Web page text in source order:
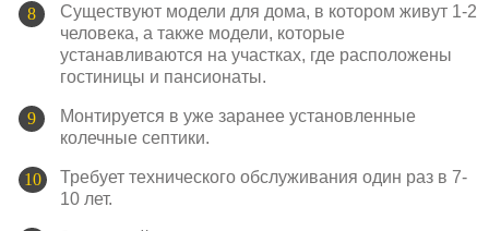
Существуют модели для дома, в котором живут 1-2
человека, а также модели, которые
устанавливаются на участках, где расположены
гостиницы и пансионаты.
Монтируется в уже заранее установленные
колечные септики.
Требует технического обслуживания один раз в 7-
10 лет.